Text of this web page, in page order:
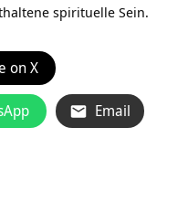
spirituelle Sein.
on X
Email